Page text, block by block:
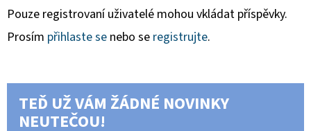
Pouze registrovaní uživatelé mohou vkládat příspěvky.
Prosím přihlaste se nebo se registrujte.
TEĎ UŽ VÁM ŽÁDNÉ NOVINKY
NEUTEČOU!